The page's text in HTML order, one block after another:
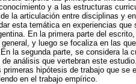
y a las estructuras
la articulación entre disciplinas y
esta temática en experiencias
En la primera parte del
y luego se focaliza en las
la segunda parte, se considera la
de análisis que vertebran este
primeras hipótesis de trabajo que se
en el trabajo empírico.